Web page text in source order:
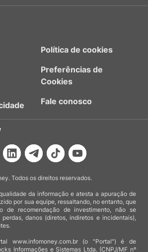
Política de cookies
Preferências de
Cookies
Fale conosco
Todos os direitos reservados.
da informação e atesta a apuração de
por sua equipe, ressaltando, no entanto, que
de recomendação de investimento, não se
perdas, danos (diretos, indiretos e incidentais),
www.infomoney.com.br (o "Portal") é de
Informações e Sistemas Ltda. (CNPJ/MF nº